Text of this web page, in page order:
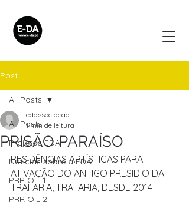
Post
All Posts
Projetos EDA
Noticias sobre a EDA
PRR OIL 1
PRR OIL 2
All Posts
PRISÃO PARAÍSO
edassociacao
1 min de leitura
RESIDÊNCIAS ARTÍSTICAS PARA
ATIVAÇÃO DO ANTIGO PRESIDIO DA
TRAFARIA, TRAFARIA, DESDE 2014